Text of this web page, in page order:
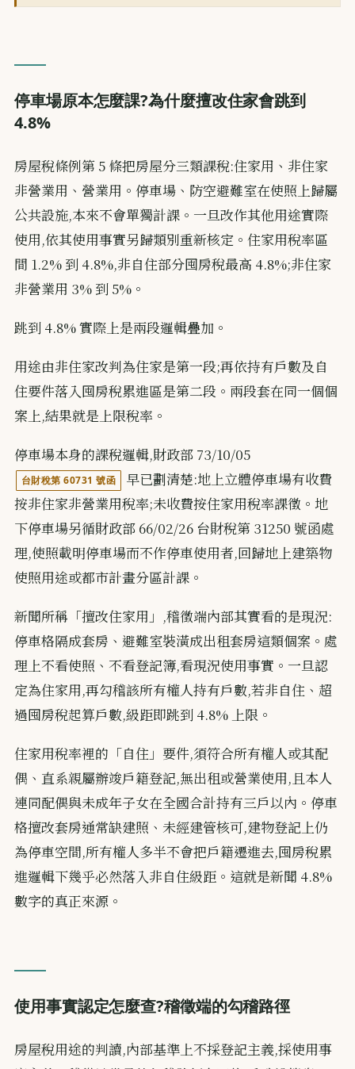
停車場原本怎麼課?為什麼擅改住家會跳到
4.8%
房屋稅條例第 5 條把房屋分三類課稅:住家用、非住家
非營業用、營業用。停車場、防空避難室在使照上歸屬
公共設施,本來不會單獨計課。一旦改作其他用途實際
使用,依其使用事實另歸類別重新核定。住家用稅率區
間 1.2% 到 4.8%,非自住部分囤房稅最高 4.8%;非住家
非營業用 3% 到 5%。
跳到 4.8% 實際上是兩段邏輯疊加。
用途由非住家改判為住家是第一段;再依持有戶數及自
住要件落入囤房稅累進區是第二段。兩段套在同一個個
案上,結果就是上限稅率。
停車場本身的課稅邏輯,財政部 73/10/05
台財稅第 60731 號函
早已劃清楚:地上立體停車場有收費
按非住家非營業用稅率;未收費按住家用稅率課徵。地
下停車場另循財政部 66/02/26 台財稅第 31250 號函處
理,使照載明停車場而不作停車使用者,回歸地上建築物
使照用途或都市計畫分區計課。
新聞所稱「擅改住家用」,稽徵端內部其實看的是現況:
停車格隔成套房、避難室裝潢成出租套房這類個案。處
理上不看使照、不看登記簿,看現況使用事實。一旦認
定為住家用,再勾稽該所有權人持有戶數,若非自住、超
過囤房稅起算戶數,級距即跳到 4.8% 上限。
住家用稅率裡的「自住」要件,須符合所有權人或其配
偶、直系親屬辦竣戶籍登記,無出租或營業使用,且本人
連同配偶與未成年子女在全國合計持有三戶以內。停車
格擅改套房通常缺建照、未經建管核可,建物登記上仍
為停車空間,所有權人多半不會把戶籍遷進去,囤房稅累
進邏輯下幾乎必然落入非自住級距。這就是新聞 4.8%
數字的真正來源。
使用事實認定怎麼查?稽徵端的勾稽路徑
房屋稅用途的判讀,內部基準上不採登記主義,採使用事